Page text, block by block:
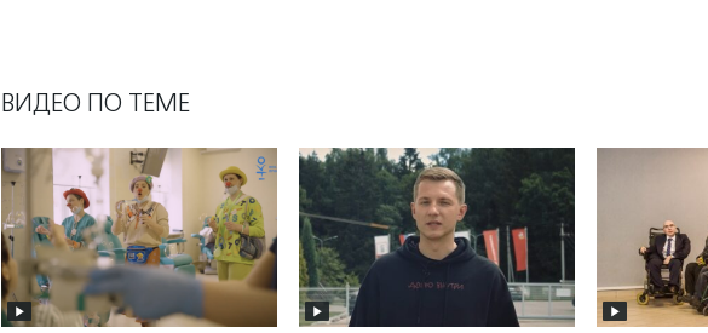
ВИДЕО ПО ТЕМЕ